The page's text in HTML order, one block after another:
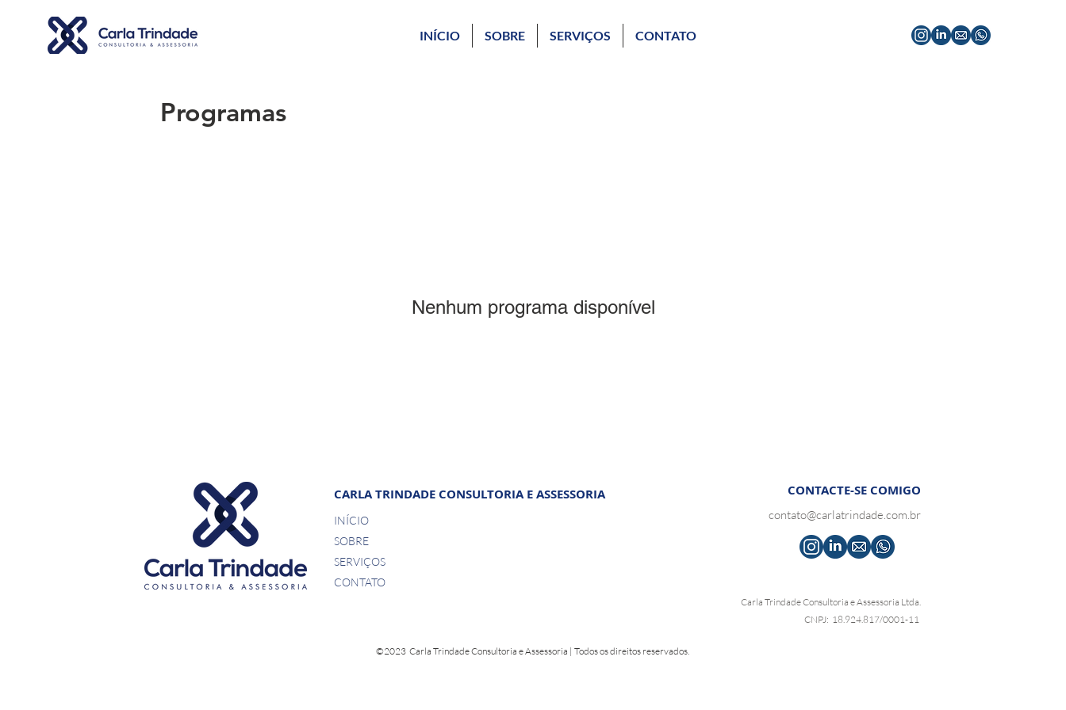
INÍCIO SOBRE SERVIÇOS CONTATO
Programas
Nenhum programa disponível
CARLA TRINDADE CONSULTORIA E ASSESSORIA
INÍCIO
SOBRE
SERVIÇOS
CONTATO
CONTACTE-SE COMIGO
contato@carlatrindade.com.br
Carla Trindade Consultoria e Assessoria Ltda.
CNPJ: 18.924.817/0001-11
©2023 Carla Trindade Consultoria e Assessoria | Todos os direitos reservados.